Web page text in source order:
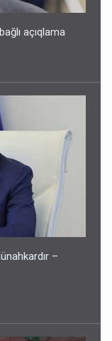
açıqlama
–